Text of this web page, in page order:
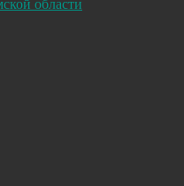
области